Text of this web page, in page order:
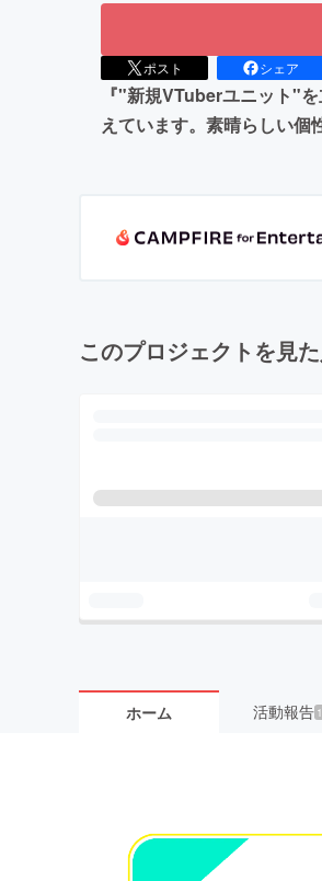
ポスト シェア
『"新規VTuberユニット"
えています。素晴らしい個
このプロジェクトを見
ホーム 活動報告 1